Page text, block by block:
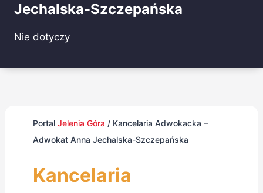
Jechalska-Szczepańska
Nie dotyczy
Portal Jelenia Góra / Kancelaria Adwokacka –
Adwokat Anna Jechalska-Szczepańska
Kancelaria